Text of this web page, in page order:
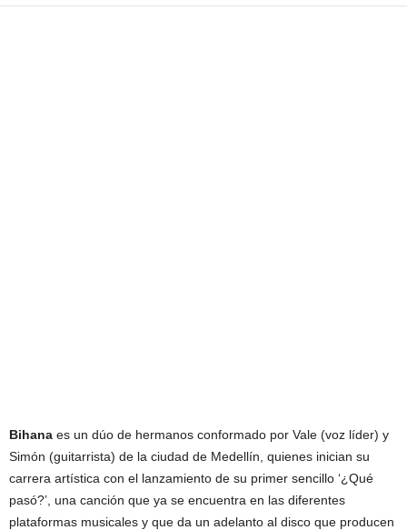
Bihana es un dúo de hermanos conformado por Vale (voz líder) y
Simón (guitarrista) de la ciudad de Medellín, quienes inician su
carrera artística con el lanzamiento de su primer sencillo ‘¿Qué
pasó?’, una canción que ya se encuentra en las diferentes
plataformas musicales y que da un adelanto al disco que producen